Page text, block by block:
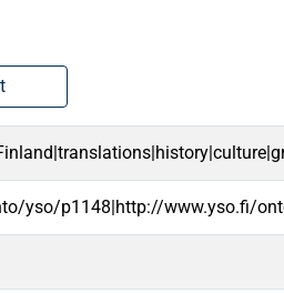
yso/p1148|http://www.yso.fi/